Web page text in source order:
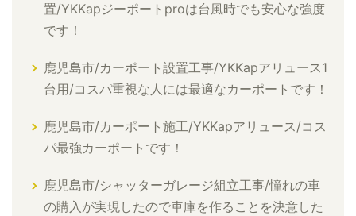
置/YKKapジーポートproは台風時でも安心な強度
です！
鹿児島市/カーポート設置工事/YKKapアリュース1
台用/コスパ重視な人には最適なカーポートです！
鹿児島市/カーポート施工/YKKapアリュース/コス
パ最強カーポートです！
鹿児島市/シャッターガレージ組立工事/憧れの車
の購入が実現したので車庫を作ることを決意した